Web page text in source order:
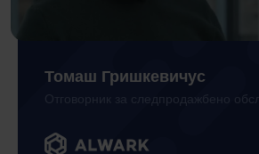
Томаш Гришкевичус
Отговорник за следпродажбено